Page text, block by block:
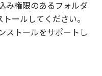
連する外国政府
み権限のあるフォルダ
ールしてください。
ストールをサポートし